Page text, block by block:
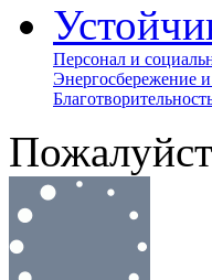
Персонал и
Энергосбережение